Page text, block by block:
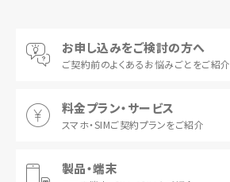
お申し込みをご検討の方へ
ご契約前のよくあるお悩みごとをご紹介
料金プラン・サービス
スマホ・SIMご契約プランをご紹介
製品・端末